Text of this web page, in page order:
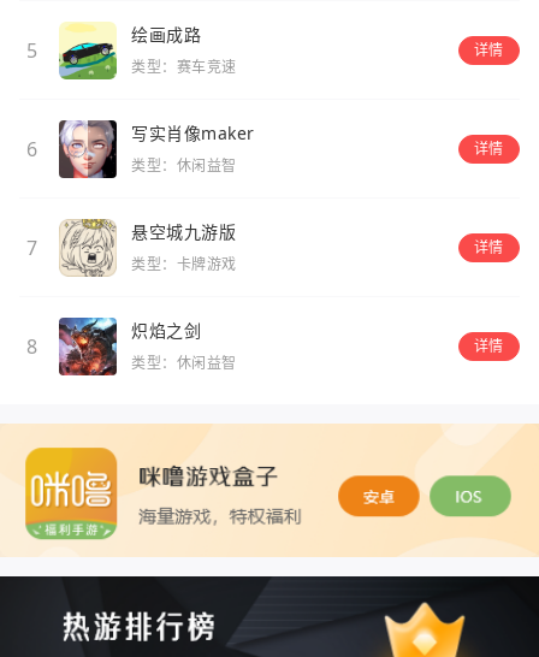
5
绘画成路
类型：赛车竞速
详情
6
写实肖像maker
类型：休闲益智
详情
7
悬空城九游版
类型：卡牌游戏
详情
8
炽焰之剑
类型：休闲益智
详情